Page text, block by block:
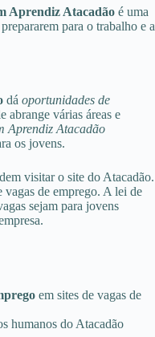
Aprendiz Atacadão é uma
para o trabalho e a
dá oportunidades de
abrange várias áreas e
Aprendiz Atacadão
os jovens.
visitar o site do Atacadão.
vagas de emprego. A lei de
sejam para jovens
em sites de vagas de
humanos do Atacadão